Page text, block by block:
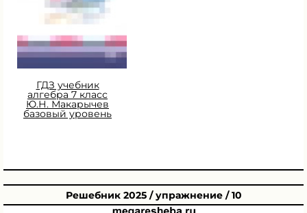
ГДЗ учебник
алгебра 7 класс
Ю.Н. Макарычев
базовый уровень
Решебник 2025 / упражнение / 10